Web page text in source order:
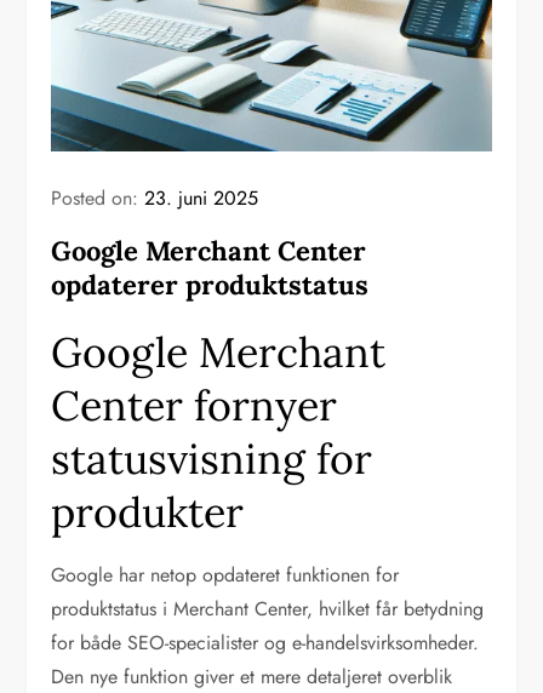
Posted on:23. juni 2025
Google Merchant Center
opdaterer produktstatus
Google Merchant
Center fornyer
statusvisning for
produkter
Google har netop opdateret funktionen for
produktstatus i Merchant Center, hvilket får betydning
for både SEO-specialister og e-handelsvirksomheder.
Den nye funktion giver et mere detaljeret overblik